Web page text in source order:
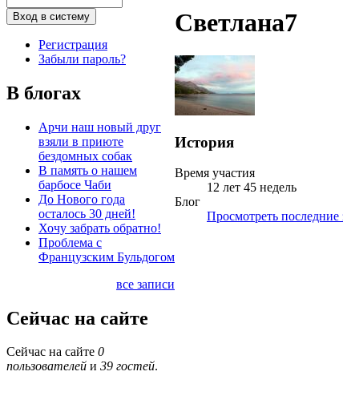
Регистрация
Забыли пароль?
В блогах
Арчи наш новый друг
взяли в приюте
бездомных собак
В память о нашем
барбосе Чаби
До Нового года
осталось 30 дней!
Хочу забрать обратно!
Проблема с
Французским Бульдогом
все записи
Сейчас на сайте
Сейчас на сайте 0
пользователей и 39 гостей.
Светлана7
История
Время участия
12 лет 45 недель
Блог
Просмотреть последние